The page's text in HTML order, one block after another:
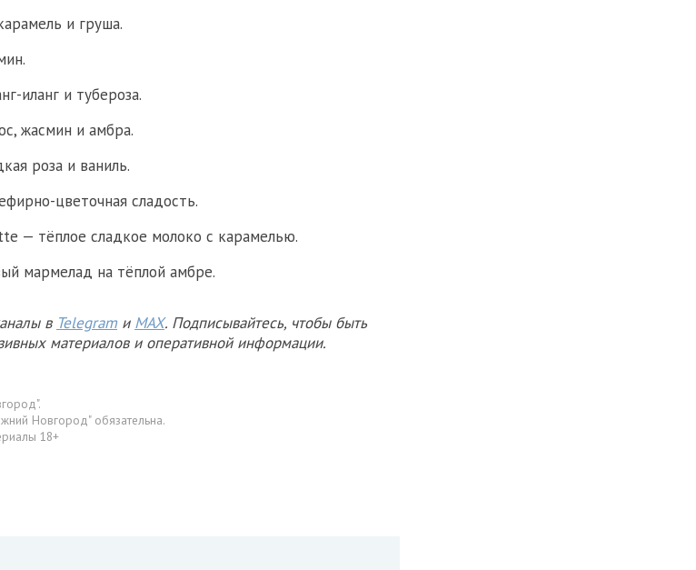
и груша.
иланг и тубероза.
жасмин и амбра.
роза и ваниль.
цветочная сладость.
— тёплое сладкое молоко с карамелью.
мармелад на тёплой амбре.
в Telegram и MAX. Подписывайтесь, чтобы быть
материалов и оперативной информации.
Новгород" обязательна.
18+